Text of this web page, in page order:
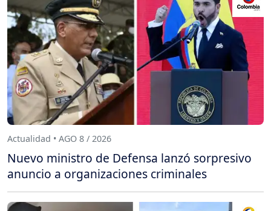
Actualidad • AGO 8 / 2026
Nuevo ministro de Defensa lanzó sorpresivo
anuncio a organizaciones criminales